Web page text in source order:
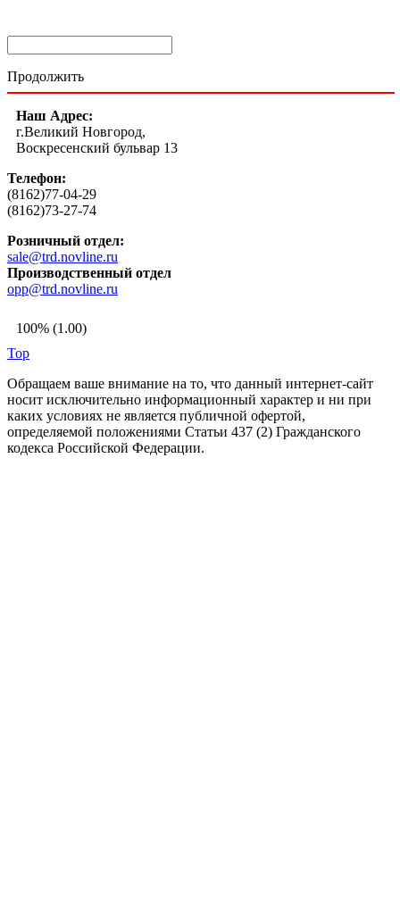
Продолжить
Наш Адрес:
г.Великий Новгород,
Воскресенский бульвар 13
Телефон:
(8162)77-04-29
(8162)73-27-74
Розничный отдел:
sale@trd.novline.ru
Производственный отдел
opp@trd.novline.ru
100% (1.00)
Top
Обращаем ваше внимание на то, что данный интернет-сайт
носит исключительно информационный характер и ни при
каких условиях не является публичной офертой,
определяемой положениями Статьи 437 (2) Гражданского
кодекса Российской Федерации.